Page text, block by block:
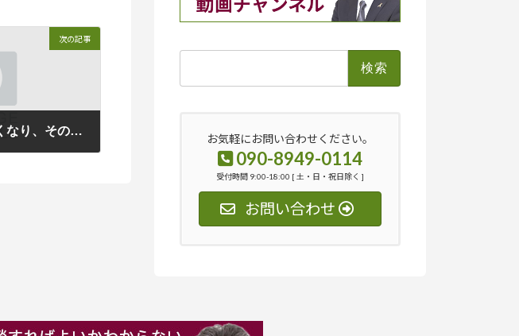
次の記事
医療法人の理事長が亡くなり、その出資持分を兄弟２名で相続するする予定です。持分を相続すると自動的に社員になるのでしょうか？
お気軽にお問い合わせください。
090-8949-0114
受付時間 9:00-18:00 [ 土・日・祝日除く ]
お問い合わせ